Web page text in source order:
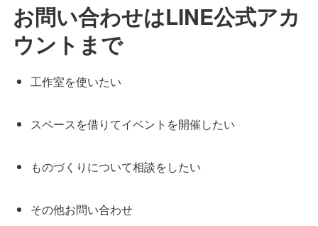
お問い合わせはLINE公式アカ
ウントまで
工作室を使いたい
スペースを借りてイベントを開催したい
ものづくりについて相談をしたい
その他お問い合わせ